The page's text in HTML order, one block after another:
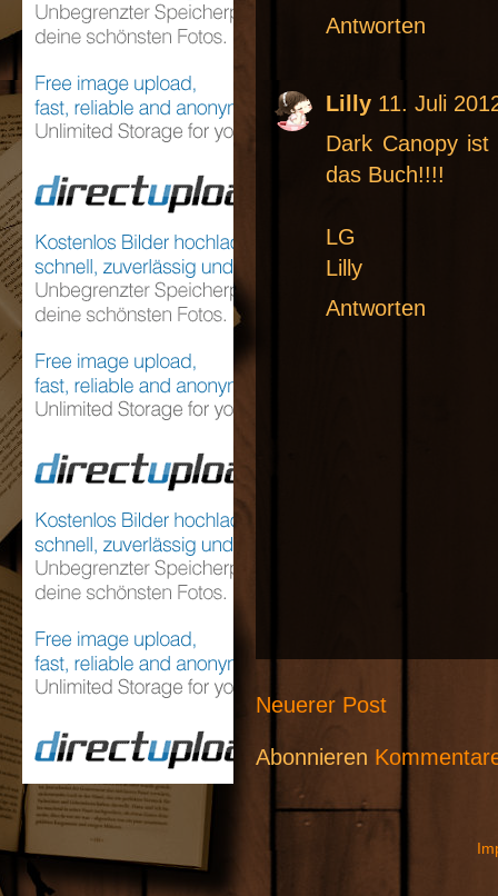
Antworten
Lilly 11. Juli
Dark Canopy
das Buch!!!!
LG
Lilly
Antworten
Neuerer Post
Abonnieren